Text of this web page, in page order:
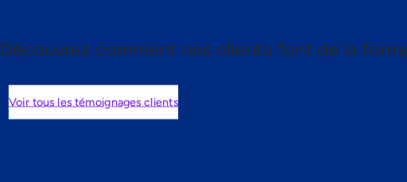
Découvrez comment nos clients font de la
Voir tous les témoignages clients